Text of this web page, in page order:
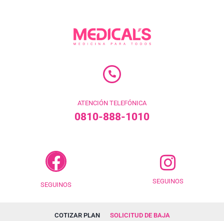
ATENCIÓN TELEFÓNICA
0810-888-1010
SEGUINOS SEGUINOS
COTIZAR PLAN SOLICITUD DE BAJA